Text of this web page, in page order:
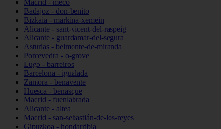
Madrid - meco
Badajoz - don-benito
Bizkaia - markina-xemein
Alicante - sant-vicent-del-raspeig
Alicante - guardamar-del-segura
Asturias - belmonte-de-miranda
Pontevedra - o-grove
Lugo - barreiros
Barcelona - igualada
Zamora - benavente
Huesca - benasque
Madrid - fuenlabrada
Alicante - altea
Madrid - san-sebastián-de-los-reyes
Gipuzkoa - hondarribia